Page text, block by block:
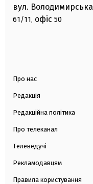
вул. Володимирська
61/11, офіс 50
Про нас
Редакція
Редакційна політика
Про телеканал
Телеведучі
Рекламодавцям
Правила користування